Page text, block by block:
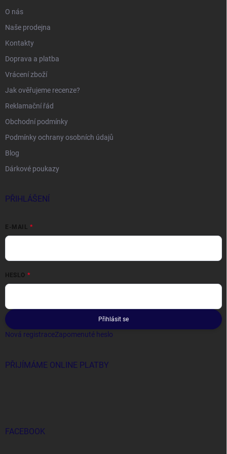
O nás
Naše prodejna
Kontakty
Doprava a platba
Vrácení zboží
Jak ověřujeme recenze?
Reklamační řád
Obchodní podmínky
Podmínky ochrany osobních údajů
Blog
Dárkové poukazy
PŘIHLÁŠENÍ
E-MAIL
HESLO
Přihlásit se
Nová registraceZapomenuté heslo
PŘIJÍMÁME ONLINE PLATBY
FACEBOOK